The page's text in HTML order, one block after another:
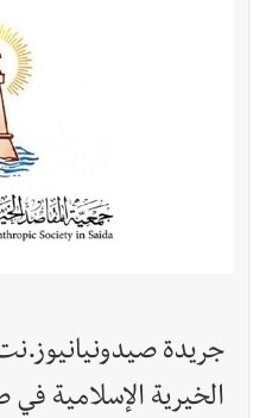
مؤسسة مياه لبنان
في صيدا نتيجة الانقطاع
بالصور : قائد
أخبار لبنان
الطقس غدا صيفي
الموسمية
جريدة
الخيرية الإسلامية